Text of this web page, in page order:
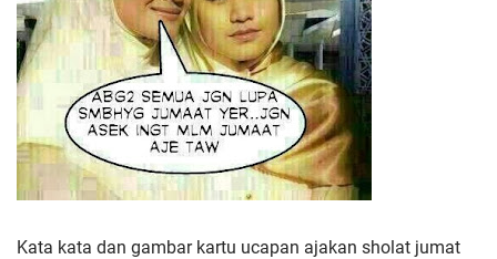
Kata kata dan gambar kartu ucapan ajakan sholat jumat